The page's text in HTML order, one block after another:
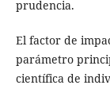
prudencia.
El factor de
parámetro
científica de